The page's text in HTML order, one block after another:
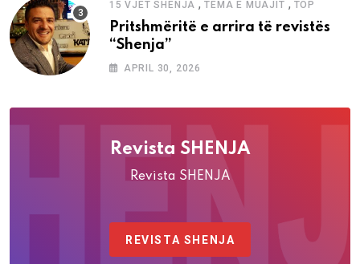
15 VJET SHENJA ,TEMA E MUAJIT , TOP
Pritshmëritë e arrira të revistës
“Shenja”
APRIL 30, 2026
Revista SHENJA
Revista SHENJA
REVISTA SHENJA